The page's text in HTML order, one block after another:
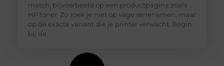
match, bijvoorbeeld op een productpagina zoals
HP toner. Zo zoek je niet op vage serienamen, maar
op de exacte variant die je printer verwacht. Begin
bij de